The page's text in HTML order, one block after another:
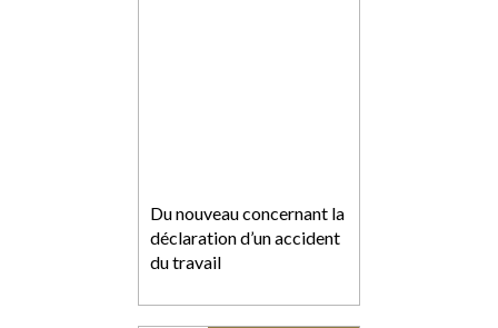
Du nouveau concernant la
déclaration d’un accident
du travail